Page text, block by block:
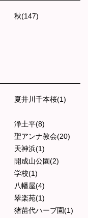
秋(147)
夏井川千本桜(1)
浄土平(8)
聖アンナ教会(20)
天神浜(1)
開成山公園(2)
学校(1)
八幡屋(4)
翠楽苑(1)
猪苗代ハーブ園(1)